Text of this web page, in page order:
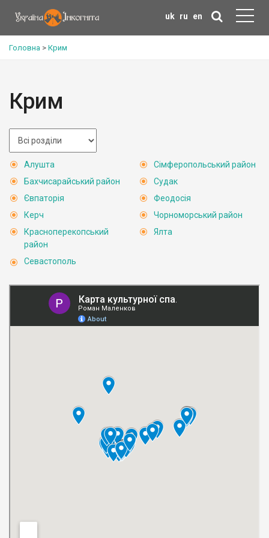
uk ru en
Головна > Крим
Крим
Алушта
Бахчисарайський район
Євпаторія
Керч
Красноперекопський
район
Севастополь
Сімферопольський район
Судак
Феодосія
Чорноморський район
Ялта